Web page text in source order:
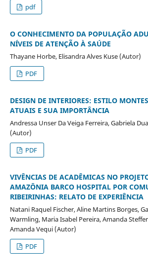
pdf
O CONHECIMENTO DA POPULAÇÃO
NÍVEIS DE ATENÇÃO À SAÚDE
Thayane Horbe, Elisandra Alves Kuse (Autor)
PDF
DESIGN DE INTERIORES: ESTILO
ATUAIS E SUA IMPORTÂNCIA
Andressa Unser Da Veiga Ferreira, Gabriela
(Autor)
PDF
VIVÊNCIAS DE ACADÊMICAS NO
AMAZÔNIA BARCO HOSPITAL POR
RIBEIRINHAS: RELATO DE EXPERIÊNCIA
Natani Raquel Fischer, Aline Martins Borges,
Warmling, Maria Isabel Pereira, Amanda
Amanda Vequi (Autor)
PDF